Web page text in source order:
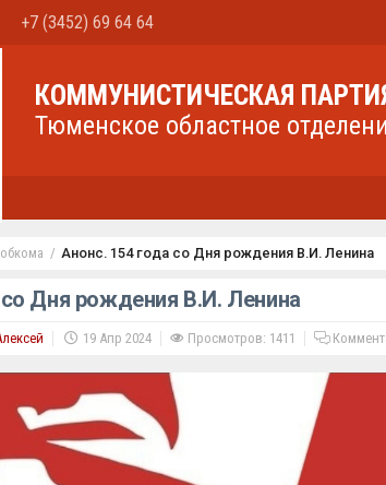
+7 (3452) 69 64 64
КОММУНИСТИЧЕСКАЯ
Тюменское областное
Анонс. 154 года со Дня рождения В.И. Ленина
Дня рождения В.И. Ленина
19 Апр 2024 Просмотров: 1411